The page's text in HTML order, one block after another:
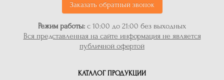
Заказать обратный звонок
Режим работы: с 10:00 до 21:00 без выходных
Вся представленная на сайте информация не является
публичной офертой
КАТАЛОГ ПРОДУКЦИИ